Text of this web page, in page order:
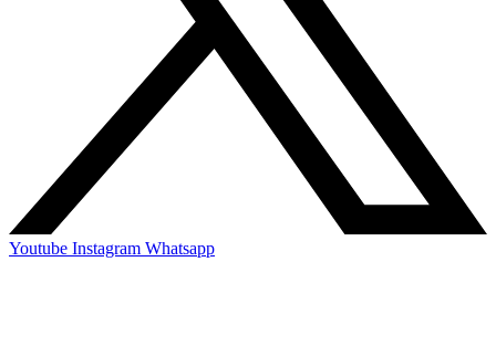
Youtube Instagram Whatsapp